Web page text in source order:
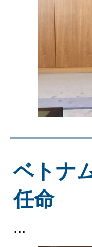
ベトナ
任命
...